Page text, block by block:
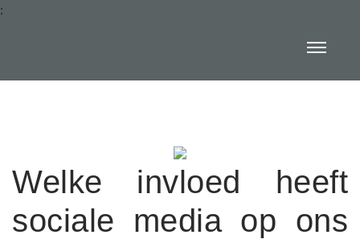
:
Welke invloed heeft
sociale media op ons